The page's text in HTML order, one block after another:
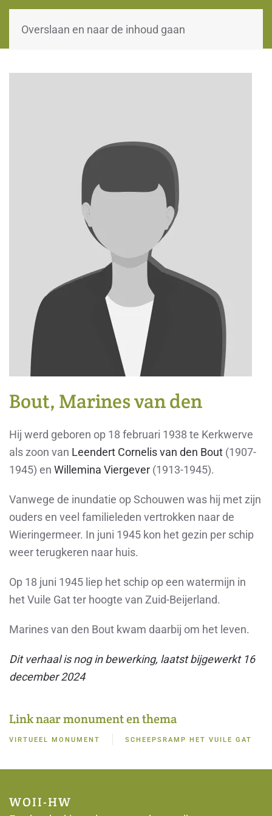
Overslaan en naar de inhoud gaan
WOII-HW
Bout, Marines van den
Hij werd geboren op 18 februari 1938 te Kerkwerve
als zoon van Leendert Cornelis van den Bout (1907-
1945) en Willemina Viergever (1913-1945).
Vanwege de inundatie op Schouwen was hij met zijn
ouders en veel familieleden vertrokken naar de
Wieringermeer. In juni 1945 kon het gezin per schip
weer terugkeren naar huis.
Op 18 juni 1945 liep het schip op een watermijn in
het Vuile Gat ter hoogte van Zuid-Beijerland.
Marines van den Bout kwam daarbij om het leven.
Dit verhaal is nog in bewerking, laatst bijgewerkt 16
december 2024
Link naar monument en thema
VIRTUEEL MONUMENT SCHEEPSRAMP HET VUILE GAT
WOII-HW